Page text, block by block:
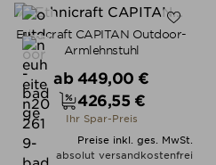
Ethnicraft CAPITAN Outdoor-
Armlehnstuhl
Verkaufspreis
ab 449,00 €
Preis
426,55 €
Ihr Spar-Preis
Preise inkl. ges. MwSt.
absolut versandkostenfrei